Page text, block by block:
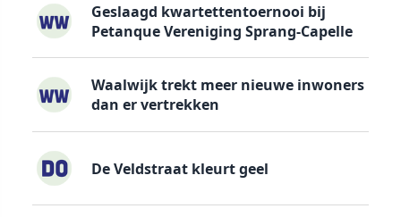
Geslaagd kwartettentoernooi bij
Petanque Vereniging Sprang-Capelle
Waalwijk trekt meer nieuwe inwoners
dan er vertrekken
De Veldstraat kleurt geel